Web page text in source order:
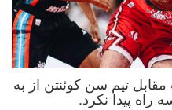
تیم سن کوئنتن از به
راه پیدا نکرد.